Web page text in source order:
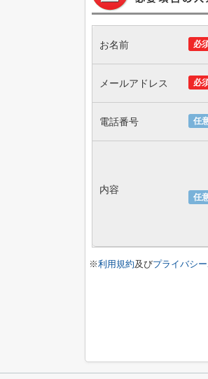
必
お名前
必
メールアドレス
任
電話番号
任
内容
※利用規約及びプライバシ